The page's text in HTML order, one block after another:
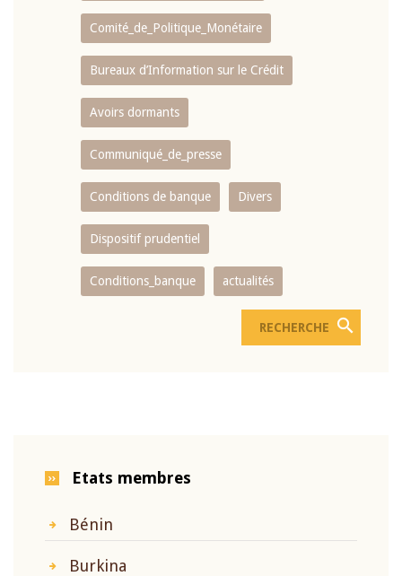
Comité_de_Politique_Monétaire
Bureaux d’Information sur le Crédit
Avoirs dormants
Communiqué_de_presse
Conditions de banque Divers
Dispositif prudentiel
Conditions_banque actualités
Etats membres
Bénin
Burkina